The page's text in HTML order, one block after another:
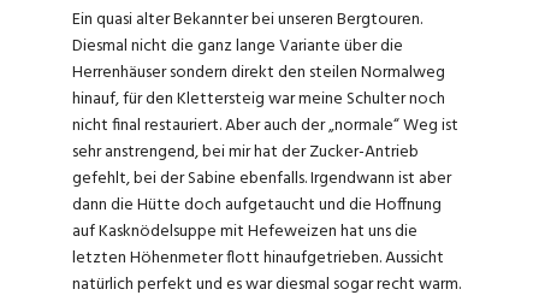
Ein quasi alter Bekannter bei unseren Bergtouren.
Diesmal nicht die ganz lange Variante über die
Herrenhäuser sondern direkt den steilen Normalweg
hinauf, für den Klettersteig war meine Schulter noch
nicht final restauriert. Aber auch der „normale“ Weg ist
sehr anstrengend, bei mir hat der Zucker-Antrieb
gefehlt, bei der Sabine ebenfalls. Irgendwann ist aber
dann die Hütte doch aufgetaucht und die Hoffnung
auf Kasknödelsuppe mit Hefeweizen hat uns die
letzten Höhenmeter flott hinaufgetrieben. Aussicht
natürlich perfekt und es war diesmal sogar recht warm.